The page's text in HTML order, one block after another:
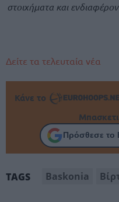
στοιχήματα και
Δείτε τα τελευταία νέα
Κάνε το
Πρόσθεσε το
TAGS Baskonia